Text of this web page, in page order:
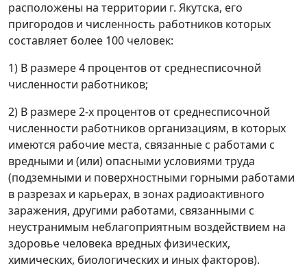
расположены на территории г. Якутска, его
пригородов и численность работников которых
составляет более 100 человек:
1) В размере 4 процентов от среднесписочной
численности работников;
2) В размере 2-х процентов от среднесписочной
численности работников организациям, в которых
имеются рабочие места, связанные с работами с
вредными и (или) опасными условиями труда
(подземными и поверхностными горными работами
в разрезах и карьерах, в зонах радиоактивного
заражения, другими работами, связанными с
неустранимым неблагоприятным воздействием на
здоровье человека вредных физических,
химических, биологических и иных факторов).